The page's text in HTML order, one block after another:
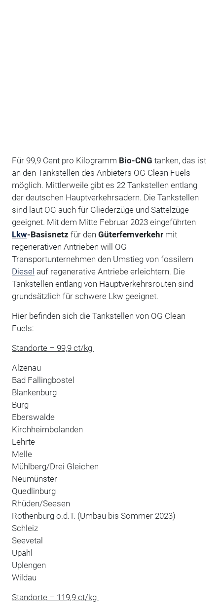
Für 99,9 Cent pro Kilogramm Bio-CNG tanken, das ist
an den Tankstellen des Anbieters OG Clean Fuels
möglich. Mittlerweile gibt es 22 Tankstellen entlang
der deutschen Hauptverkehrsadern. Die Tankstellen
sind laut OG auch für Gliederzüge und Sattelzüge
geeignet. Mit dem Mitte Februar 2023 eingeführten
Lkw-Basisnetz für den Güterfernverkehrmit
regenerativen Antrieben will OG
Transportunternehmen den Umstieg von fossilem
Diesel auf regenerative Antriebe erleichtern. Die
Tankstellen entlang von Hauptverkehrsrouten sind
grundsätzlich für schwere Lkw geeignet.
Hier befinden sich die Tankstellen von OG Clean
Fuels:
Standorte – 99,9 ct/kg
Alzenau
Bad Fallingbostel
Blankenburg
Burg
Eberswalde
Kirchheimbolanden
Lehrte
Melle
Mühlberg/Drei Gleichen
Neumünster
Quedlinburg
Rhüden/Seesen
Rothenburg o.d.T. (Umbau bis Sommer 2023)
Schleiz
Seevetal
Upahl
Uplengen
Wildau
Standorte – 119,9 ct/kg